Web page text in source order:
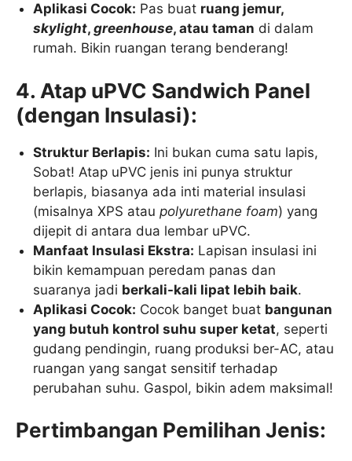
Aplikasi Cocok: Pas buat ruang jemur,
skylight,greenhouse, atau taman di dalam
rumah. Bikin ruangan terang benderang!
4. Atap uPVC Sandwich Panel
(dengan Insulasi):
Struktur Berlapis: Ini bukan cuma satu lapis,
Sobat! Atap uPVC jenis ini punya struktur
berlapis, biasanya ada inti material insulasi
(misalnya XPS ataupolyurethane foam) yang
dijepit di antara dua lembar uPVC.
Manfaat Insulasi Ekstra: Lapisan insulasi ini
bikin kemampuan peredam panas dan
suaranya jadi berkali-kali lipat lebih baik.
Aplikasi Cocok: Cocok banget buat bangunan
yang butuh kontrol suhu super ketat, seperti
gudang pendingin, ruang produksi ber-AC, atau
ruangan yang sangat sensitif terhadap
perubahan suhu. Gaspol, bikin adem maksimal!
Pertimbangan Pemilihan Jenis: